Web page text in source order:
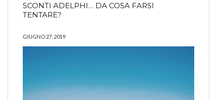
SCONTI ADELPHI… DA COSA FARSI
TENTARE?
GIUGNO 27, 2019